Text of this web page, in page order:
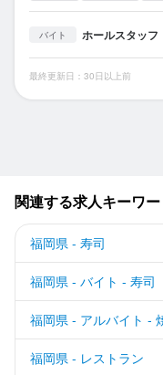
バイト ホールスタッフ
最終更新日：30日以上前
関連する求人キーワ
福岡県 - 寿司
福岡県 - バイト - 寿司
福岡県 - アルバイト -
福岡県 - レストラン